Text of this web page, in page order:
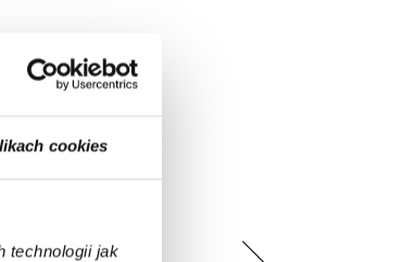
cookies
technologii jak